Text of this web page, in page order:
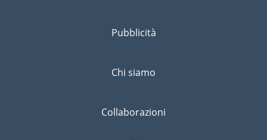
Pubblicità
Chi siamo
Collaborazioni